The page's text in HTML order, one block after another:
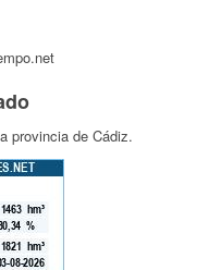
provincia de Cádiz.